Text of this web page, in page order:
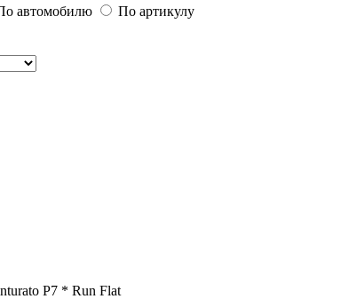
автомобилю По артикулу
P7 * Run Flat